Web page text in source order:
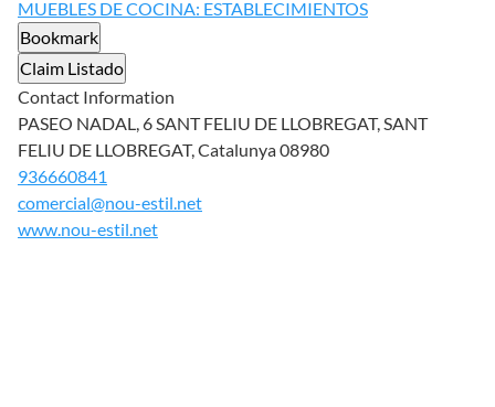
MUEBLES DE COCINA: ESTABLECIMIENTOS
Bookmark
Claim Listado
Contact Information
PASEO NADAL, 6 SANT FELIU DE LLOBREGAT, SANT
FELIU DE LLOBREGAT, Catalunya 08980
936660841
comercial@nou-estil.net
www.nou-estil.net